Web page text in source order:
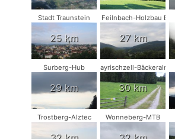
Stadt Traunstein
25 km
Bad Feilnbach-Holzbau Eder
27 km
Surberg-Hub
29 km
Bayrischzell-Bäckeralm
30 km
Trostberg-Alztec Wonneberg-MTB